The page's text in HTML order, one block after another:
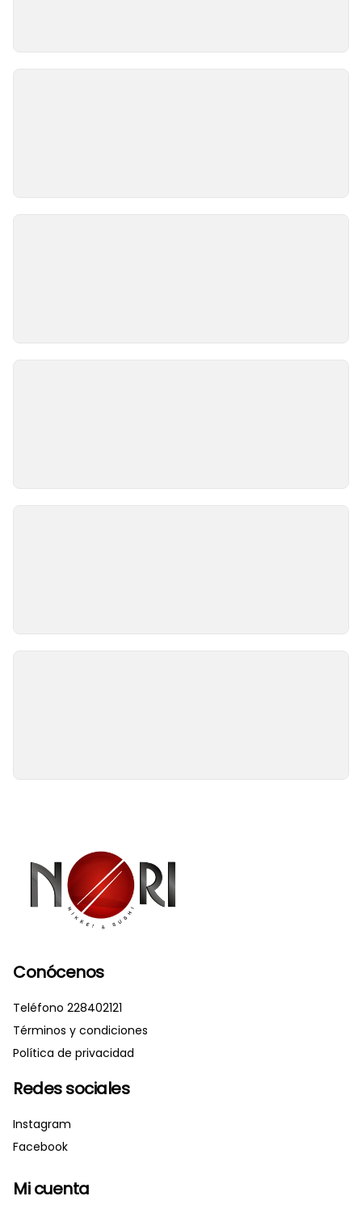
Conócenos
Teléfono 228402121
Términos y condiciones
Política de privacidad
Redes sociales
Instagram
Facebook
Mi cuenta